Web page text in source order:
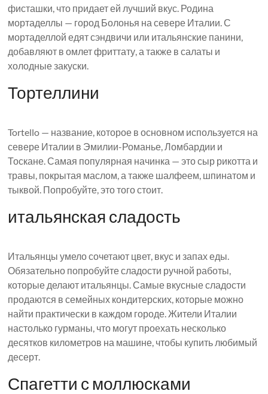
фисташки, что придает ей лучший вкус. Родина
мортаделлы — город Болонья на севере Италии. С
мортаделлой едят сэндвичи или итальянские панини,
добавляют в омлет фриттату, а также в салаты и
холодные закуски.
Тортеллини
Tortello — название, которое в основном используется на
севере Италии в Эмилии-Романье, Ломбардии и
Тоскане. Самая популярная начинка — это сыр рикотта и
травы, покрытая маслом, а также шалфеем, шпинатом и
тыквой. Попробуйте, это того стоит.
итальянская сладость
Итальянцы умело сочетают цвет, вкус и запах еды.
Обязательно попробуйте сладости ручной работы,
которые делают итальянцы. Самые вкусные сладости
продаются в семейных кондитерских, которые можно
найти практически в каждом городе. Жители Италии
настолько гурманы, что могут проехать несколько
десятков километров на машине, чтобы купить любимый
десерт.
Спагетти с моллюсками